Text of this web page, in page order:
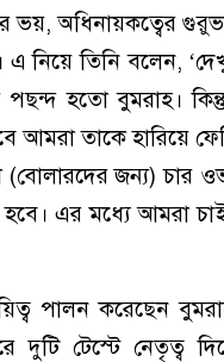
ভয়, অধিনায়কত্বের
এ নিয়ে তিনি বলেন,
পছন্দ হতো বুমরাহ।
তাকে হারিয়ে
জন্য) চার
এর মধ্যে আমরা
পালন করেছেন
দুটি টেস্টে নেতৃত্ব